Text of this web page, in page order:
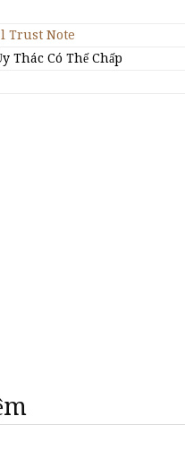
Trust Note
Thác Có Thế Chấp